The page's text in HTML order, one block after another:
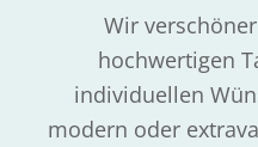
Wir
hochwertigen
individuellen
modern oder